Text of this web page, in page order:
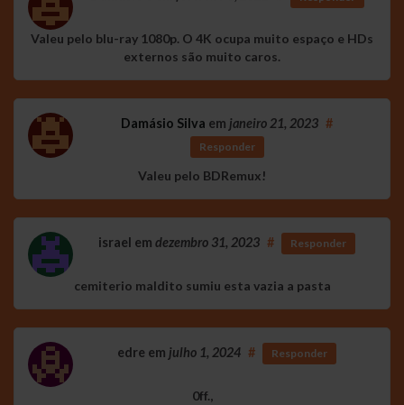
Valeu pelo blu-ray 1080p. O 4K ocupa muito espaço e HDs
externos são muito caros.
Damásio Silva em janeiro 21, 2023 #
Responder
Valeu pelo BDRemux!
israel em dezembro 31, 2023 # Responder
cemiterio maldito sumiu esta vazia a pasta
edre em julho 1, 2024 # Responder
0ff.,